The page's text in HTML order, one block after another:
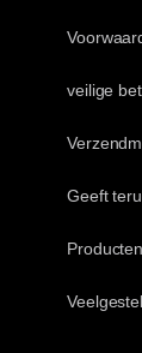
veilige
Geeft